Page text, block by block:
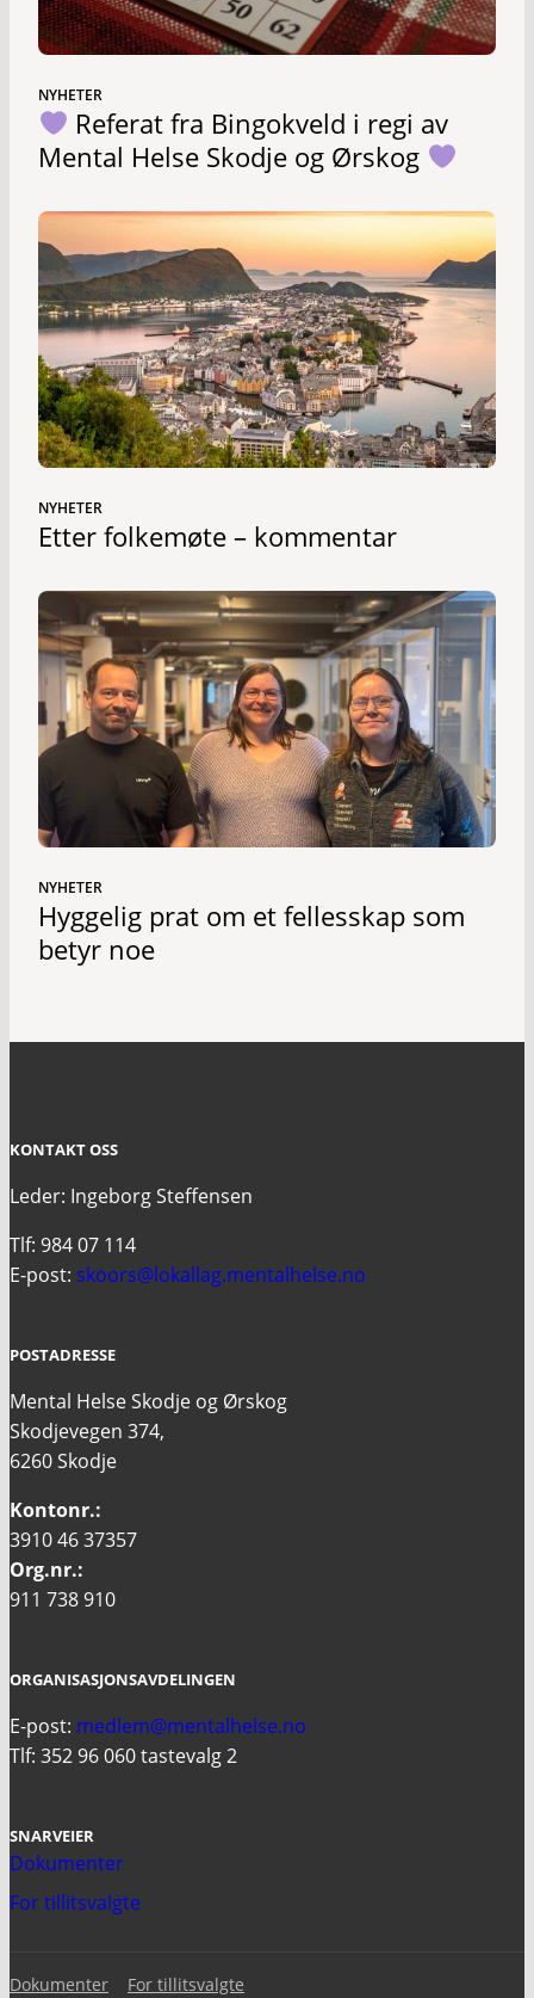
NYHETER
Referat fra Bingokveld i regi av
Mental Helse Skodje og Ørskog
NYHETER
Etter folkemøte – kommentar
NYHETER
Hyggelig prat om et fellesskap som
betyr noe
KONTAKT OSS
Leder: Ingeborg Steffensen
Tlf: 984 07 114
E-post: skoors@lokallag.mentalhelse.no
POSTADRESSE
Mental Helse Skodje og Ørskog
Skodjevegen 374,
6260 Skodje
Kontonr.:
3910 46 37357
Org.nr.:
911 738 910
ORGANISASJONSAVDELINGEN
E-post: medlem@mentalhelse.no
Tlf: 352 96 060 tastevalg 2
SNARVEIER
Dokumenter
For tillitsvalgte
Dokumenter For tillitsvalgte